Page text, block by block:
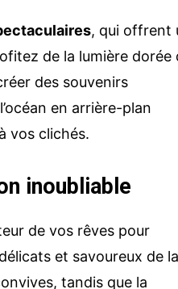
, qui offrent
de la lumière dorée
des souvenirs
en arrière-plan
vos clichés.
inoubliable
de vos rêves pour
et savoureux de la
tandis que la